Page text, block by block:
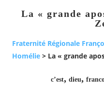
La « grande
Fraternité Régionale
Homélie > La « grande
c’est, dieu,